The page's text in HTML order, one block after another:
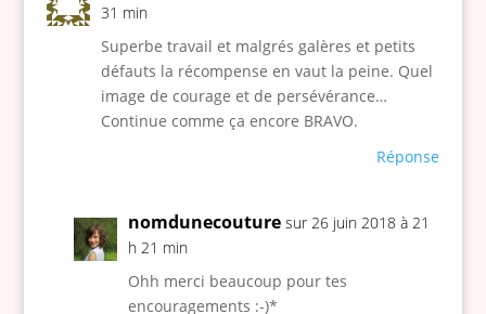
31 min
Superbe travail et malgrés galères et petits
défauts la récompense en vaut la peine. Quel
image de courage et de persévérance…
Continue comme ça encore BRAVO.
Réponse
nomdunecouture sur 26 juin 2018 à 21
h 21 min
Ohh merci beaucoup pour tes
encouragements :-)*